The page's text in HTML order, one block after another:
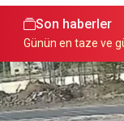
Son haberler
Günün en taze ve